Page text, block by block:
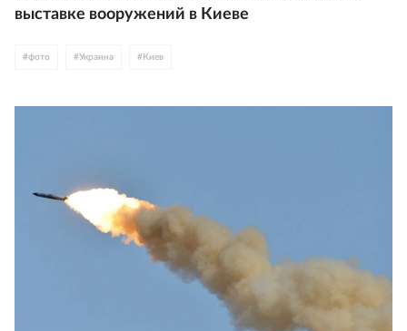
выставке вооружений в Киеве
#фото #Украина # Киев